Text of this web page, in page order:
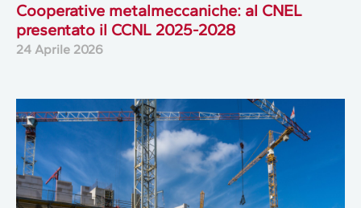
Cooperative metalmeccaniche: al CNEL
presentato il CCNL 2025-2028
24 Aprile 2026